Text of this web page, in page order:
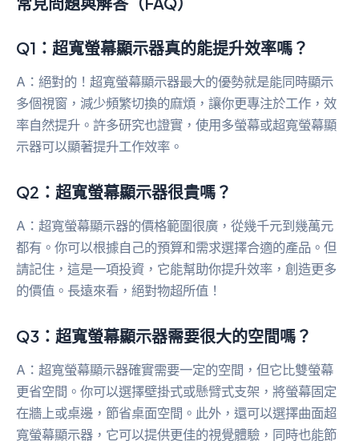
Q1：超寬螢幕顯示器真的能提升效率嗎？
A：絕對的！超寬螢幕顯示器最大的優勢就是能同時顯示
多個視窗，減少頻繁切換的麻煩，讓你更專注於工作，效
率自然提升。許多研究也證實，使用多螢幕或超寬螢幕顯
示器可以顯著提升工作效率。
Q2：超寬螢幕顯示器很貴嗎？
A：超寬螢幕顯示器的價格範圍很廣，從幾千元到幾萬元
都有。你可以根據自己的預算和需求選擇合適的產品。但
請記住，這是一項投資，它能幫助你提升效率，創造更多
的價值。長遠來看，絕對物超所值！
Q3：超寬螢幕顯示器需要很大的空間嗎？
A：超寬螢幕顯示器確實需要一定的空間，但它比雙螢幕
更省空間。你可以選擇壁掛式或懸臂式支架，將螢幕固定
在牆上或桌邊，節省桌面空間。此外，還可以選擇曲面超
寬螢幕顯示器，它可以提供更佳的視覺體驗，同時也能節